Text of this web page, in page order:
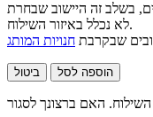
בשלב זה היישוב שבחרת
לא נכלל באיזור השילוח.
שבקרבת
ביטול הוספה לסל